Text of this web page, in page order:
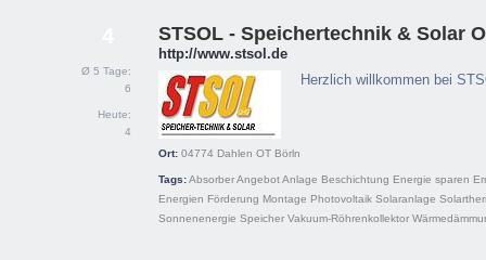
Ø 5 Tage:
6
Heute:
4
STSOL - Speichertechnik & Solar
http://www.stsol.de
Herzlich willkommen bei
Ort: 04774 Dahlen OT Börln
Tags:AbsorberAngebotAnlage Beschichtung Energie sparen
Energien Förderung Montage Photovoltaik Solaranlage
Sonnenenergie Speicher Vakuum-Röhrenkollektor